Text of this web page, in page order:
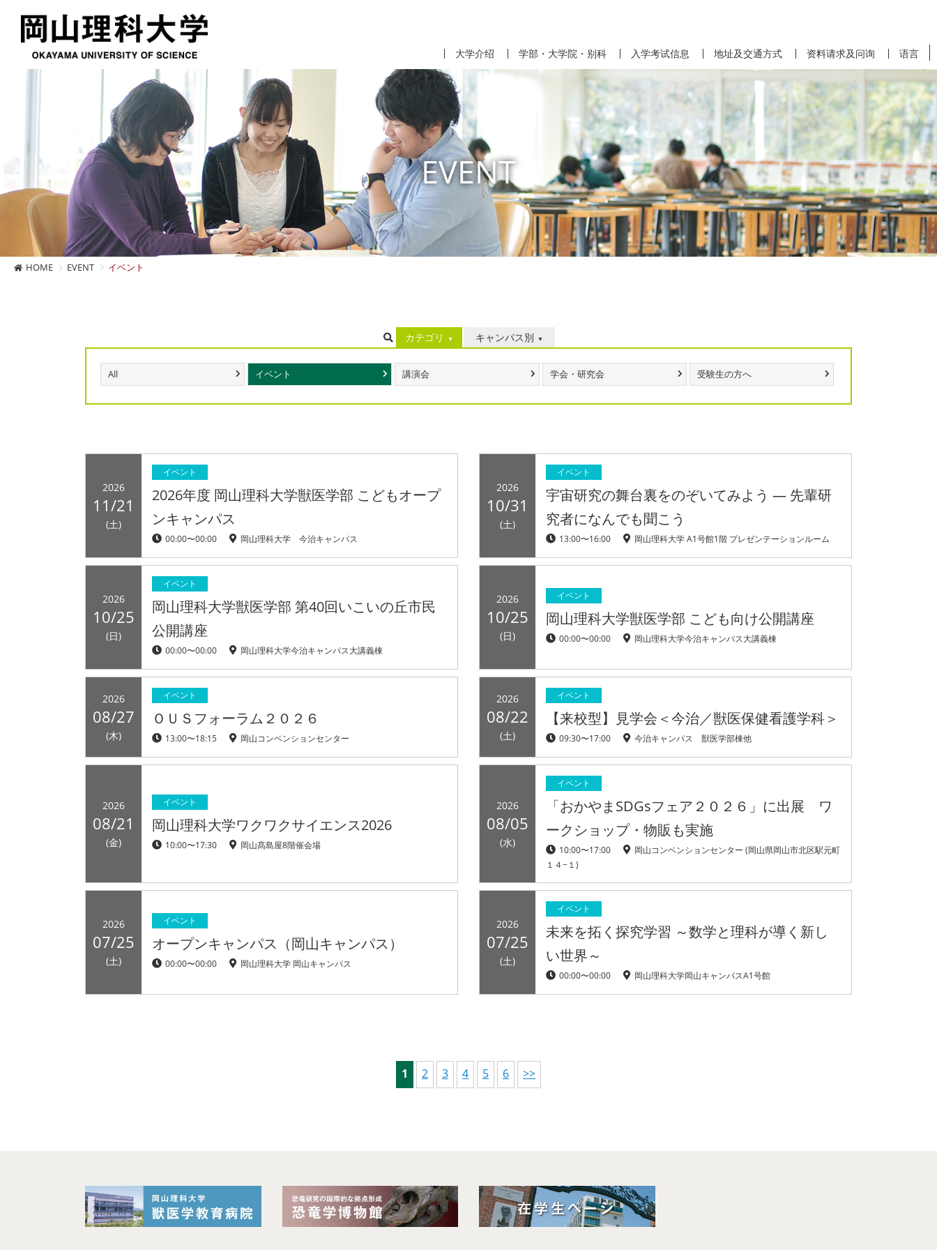
大学介绍 学部・大学院・别科 入学考试信息 地址及交通方式 资料请求及问询 语言
EVENT
HOME EVENT イベント
カテゴリ キャンパス別
All イベント 講演会 学会・研究会 受験生の方へ
2026
11/21
(土)
イベント
2026年度 岡山理科大学獣医学部 こどもオープ
ンキャンパス
00:00〜00:00 岡山理科大学 今治キャンパス
2026
10/31
(土)
イベント
宇宙研究の舞台裏をのぞいてみよう ― 先輩研
究者になんでも聞こう
13:00〜16:00 岡山理科大学 A1号館1階 プレゼンテーションルーム
2026
10/25
(日)
イベント
岡山理科大学獣医学部 第40回いこいの丘市民
公開講座
00:00〜00:00 岡山理科大学今治キャンパス大講義棟
2026
10/25
(日)
イベント
岡山理科大学獣医学部 こども向け公開講座
00:00〜00:00 岡山理科大学今治キャンパス大講義棟
2026
08/27
(木)
イベント
ＯＵＳフォーラム２０２６
13:00〜18:15 岡山コンベンションセンター
2026
08/22
(土)
イベント
【来校型】見学会＜今治／獣医保健看護学科＞
09:30〜17:00 今治キャンパス 獣医学部棟他
2026
08/21
(金)
イベント
岡山理科大学ワクワクサイエンス2026
10:00〜17:30 岡山髙島屋8階催会場
2026
08/05
(水)
イベント
「おかやまSDGsフェア２０２６」に出展 ワ
ークショップ・物販も実施
10:00〜17:00
岡山コンベンションセンター (岡山県岡山市北区駅元町
１４−１)
2026
07/25
(土)
イベント
オープンキャンパス（岡山キャンパス）
00:00〜00:00 岡山理科大学 岡山キャンパス
2026
07/25
(土)
イベント
未来を拓く探究学習 ～数学と理科が導く新し
い世界～
00:00〜00:00 岡山理科大学岡山キャンパスA1号館
1 2 3 4 5 6 >>